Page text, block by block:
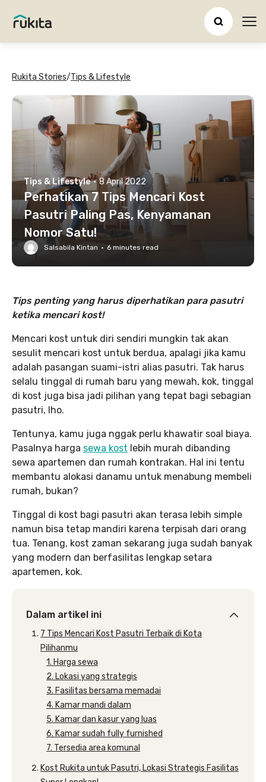
Rukita Stories/Tips & Lifestyle
Tips & Lifestyle · 8 April 2022
Perhatikan 7 Tips Mencari Kost
Pasutri Paling Pas, Kenyamanan
Nomor Satu!
Salsabila Kintan · 6 minutes read
Tips penting yang harus diperhatikan para pasutri
ketika mencari kost!
Mencari kost untuk diri sendiri mungkin tak akan
sesulit mencari kost untuk berdua, apalagi jika kamu
adalah pasangan suami-istri alias pasutri. Tak harus
selalu tinggal di rumah baru yang mewah, kok, tinggal
di kost juga bisa jadi pilihan yang tepat bagi sebagian
pasutri, lho.
Tentunya, kamu juga nggak perlu khawatir soal biaya.
Pasalnya harga sewa kost lebih murah dibanding
sewa apartemen dan rumah kontrakan. Hal ini tentu
membantu alokasi danamu untuk menabung membeli
rumah, bukan?
Tinggal di kost bagi pasutri akan terasa lebih simple
namun bisa tetap mandiri karena terpisah dari orang
tua. Tenang, kost zaman sekarang juga sudah banyak
yang modern dan berfasilitas lengkap setara
apartemen, kok.
Dalam artikel ini
7 Tips Mencari Kost Pasutri Terbaik di Kota
Pilihanmu
1. Harga sewa
2. Lokasi yang strategis
3. Fasilitas bersama memadai
4. Kamar mandi dalam
5. Kamar dan kasur yang luas
6. Kamar sudah fully furnished
7. Tersedia area komunal
Kost Rukita untuk Pasutri, Lokasi Strategis Fasilitas